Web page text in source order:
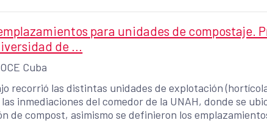
apoyo técnico. - Comunicación y sostenibilidad.
para unidades de compostaje.
de ...
OCE Cuba
recorrió las distintas unidades de explotación
inmediaciones del comedor de la UNAH, donde se
de compost, asimismo se definieron los